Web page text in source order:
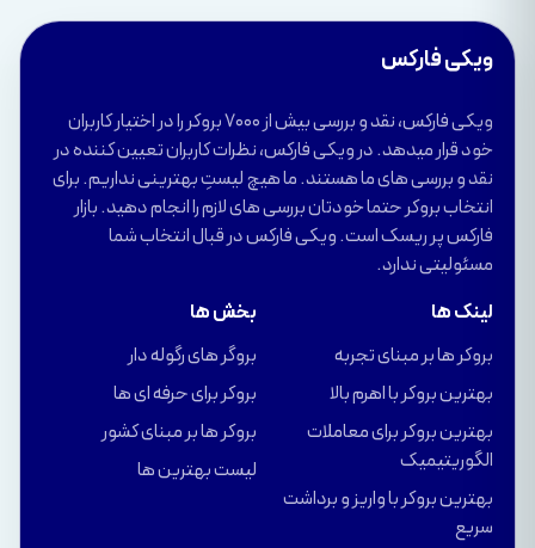
ویکی فارکس
ویکی فارکس، نقد و بررسی بیش از 7000 بروکر را در اختیار کاربران
خود قرار میدهد. در ویکی فارکس، نظرات کاربران تعیین کننده در
نقد و بررسی های ما هستند. ما هیچ لیستِ بهترینی نداریم. برای
انتخاب بروکر حتما خودتان بررسی های لازم را انجام دهید. بازار
فارکس پر ریسک است. ویکی فارکس در قبال انتخاب شما
مسئولیتی ندارد.
لینک ها
بروکر ها بر مبنای تجربه
بهترین بروکر با اهرم بالا
بهترین بروکر برای معاملات
الگوریتیمیک
بهترین بروکر با واریز و برداشت
سریع
بخش ها
بروگر های رگوله دار
بروکر برای حرفه ای ها
بروکر ها بر مبنای کشور
لیست بهترین ها